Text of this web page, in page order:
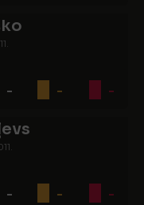
- - -
- - -